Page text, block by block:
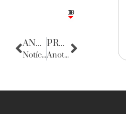
3
1
1
2
10
ANTERIOR
Notícias da Paraíba
PRÓXIMA
Anotações do Cotidiano